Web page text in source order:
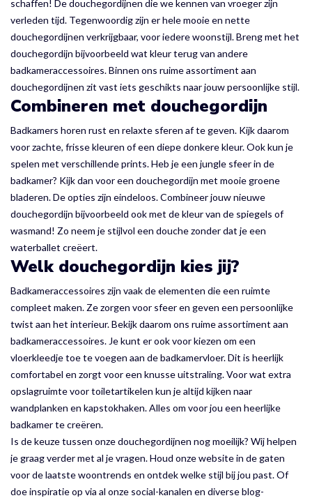
schaffen! De douchegordijnen die we kennen van vroeger zijn
verleden tijd. Tegenwoordig zijn er hele mooie en nette
douchegordijnen verkrijgbaar, voor iedere woonstijl. Breng met het
douchegordijn bijvoorbeeld wat kleur terug van andere
badkameraccessoires. Binnen ons ruime assortiment aan
douchegordijnen zit vast iets geschikts naar jouw persoonlijke stijl.
Combineren met douchegordijn
Badkamers horen rust en relaxte sferen af te geven. Kijk daarom
voor zachte, frisse kleuren of een diepe donkere kleur. Ook kun je
spelen met verschillende prints. Heb je een jungle sfeer in de
badkamer? Kijk dan voor een douchegordijn met mooie groene
bladeren. De opties zijn eindeloos. Combineer jouw nieuwe
douchegordijn bijvoorbeeld ook met de kleur van de spiegels of
wasmand! Zo neem je stijlvol een douche zonder dat je een
waterballet creëert.
Welk douchegordijn kies jij?
Badkameraccessoires zijn vaak de elementen die een ruimte
compleet maken. Ze zorgen voor sfeer en geven een persoonlijke
twist aan het interieur. Bekijk daarom ons ruime assortiment aan
badkameraccessoires. Je kunt er ook voor kiezen om een
vloerkleedje toe te voegen aan de badkamervloer. Dit is heerlijk
comfortabel en zorgt voor een knusse uitstraling. Voor wat extra
opslagruimte voor toiletartikelen kun je altijd kijken naar
wandplanken en kapstokhaken. Alles om voor jou een heerlijke
badkamer te creëren.
Is de keuze tussen onze douchegordijnen nog moeilijk? Wij helpen
je graag verder met al je vragen. Houd onze website in de gaten
voor de laatste woontrends en ontdek welke stijl bij jou past. Of
doe inspiratie op via al onze social-kanalen en diverse blog-